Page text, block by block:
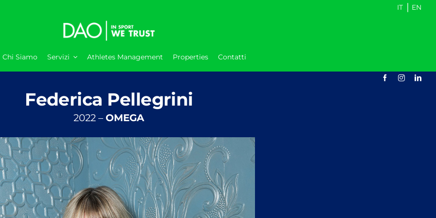
IT | EN
Chi Siamo Servizi Athletes Management Properties Contatti
Federica Pellegrini
2022 –OMEGA